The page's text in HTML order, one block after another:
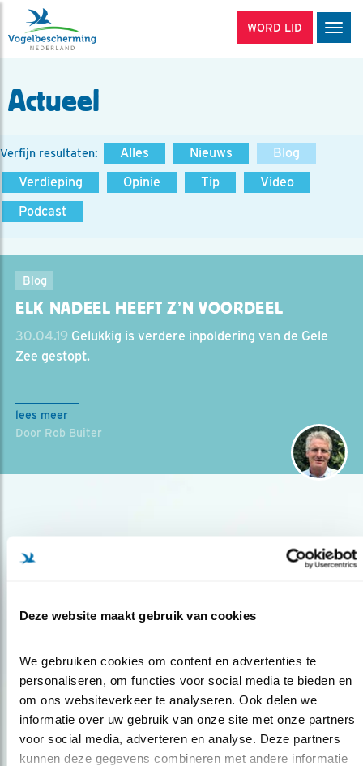
Deze website maakt gebruik van cookies
We gebruiken cookies om content en advertenties te
personaliseren, om functies voor social media te bieden en
om ons websiteverkeer te analyseren. Ook delen we
informatie over uw gebruik van onze site met onze partners
voor social media, adverteren en analyse. Deze partners
kunnen deze gegevens combineren met andere informatie
WORD LID
Actueel
Verfijn resultaten: Alles Nieuws
Blog
Verdieping
Opinie Tip
Video
Podcast
Blog
ELK NADEEL HEEFT Z’N VOORDEEL
30.04.19 Gelukkig is verdere inpoldering van de Gele
Zee gestopt.
lees meer
Door Rob Buiter
Meld je aan en ontvang nieuws, inspiratie, acties en tips
over vogels en activiteiten van Vogelbescherming.
AANMELDEN VOGELNIEUWS
Volg ons via social media